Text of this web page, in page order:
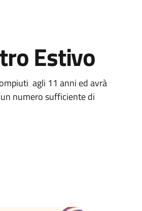
Estivo
agli 11 anni ed avrà
numero sufficiente di